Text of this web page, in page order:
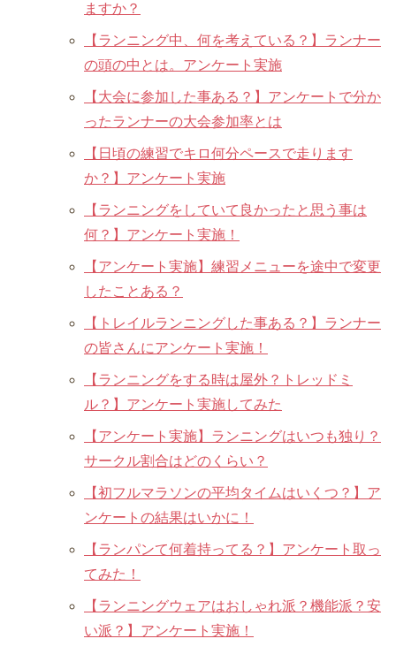
ますか？
【ランニング中、何を考えている？】ランナー
の頭の中とは。アンケート実施
【大会に参加した事ある？】アンケートで分か
ったランナーの大会参加率とは
【日頃の練習でキロ何分ペースで走ります
か？】アンケート実施
【ランニングをしていて良かったと思う事は
何？】アンケート実施！
【アンケート実施】練習メニューを途中で変更
したことある？
【トレイルランニングした事ある？】ランナー
の皆さんにアンケート実施！
【ランニングをする時は屋外？トレッドミ
ル？】アンケート実施してみた
【アンケート実施】ランニングはいつも独り？
サークル割合はどのくらい？
【初フルマラソンの平均タイムはいくつ？】ア
ンケートの結果はいかに！
【ランパンて何着持ってる？】アンケート取っ
てみた！
【ランニングウェアはおしゃれ派？機能派？安
い派？】アンケート実施！